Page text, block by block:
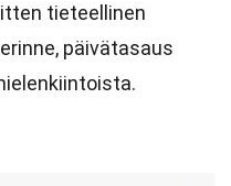
tieteellinen
päivätasaus